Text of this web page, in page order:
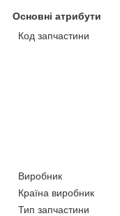
Основні атрибути
Код запчастини
Виробник
Країна виробник
Тип запчастини